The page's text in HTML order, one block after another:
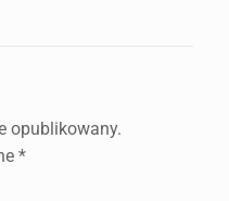
opublikowany.
*